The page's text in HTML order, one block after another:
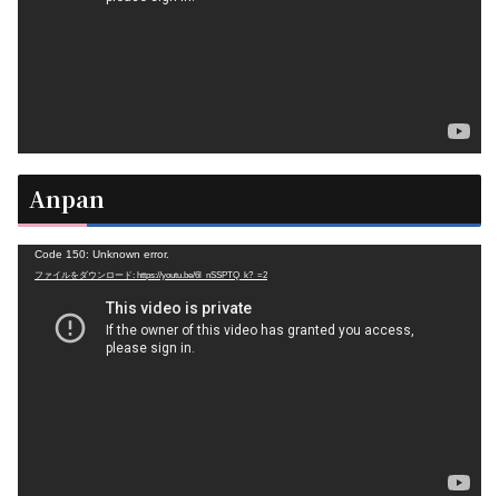
Anpan
Code 150: Unknown error.
ファイルをダウンロード: https://youtu.be/6l_nSSPTQ_k?_=2